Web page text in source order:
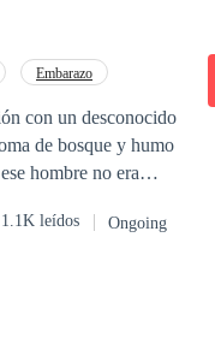
Embarazo
de bosque y humo
sobrenaturales.
1.1K leídos Ongoing